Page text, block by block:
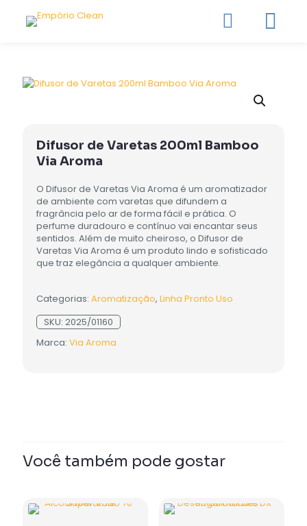
Difusor de Varetas 200ml Bamboo
Via Aroma
O Difusor de Varetas Via Aroma é um aromatizador
de ambiente com varetas que difundem a
fragrância pelo ar de forma fácil e prática. O
perfume duradouro e contínuo vai encantar seus
sentidos. Além de muito cheiroso, o Difusor de
Varetas Via Aroma é um produto lindo e sofisticado
que traz elegância a qualquer ambiente.
Categorias: Aromatização, Linha Pronto Uso
SKU: 2025/01160
Marca: Via Aroma
Você também pode gostar